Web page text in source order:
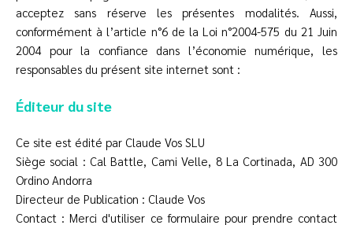
acceptez sans réserve les présentes modalités. Aussi,
conformément à l’article n°6 de la Loi n°2004-575 du 21 Juin
2004 pour la confiance dans l’économie numérique, les
responsables du présent site internet sont :
Éditeur du site
Ce site est édité par Claude Vos SLU
Siège social : Cal Battle, Cami Velle, 8 La Cortinada, AD 300
Ordino Andorra
Directeur de Publication : Claude Vos
Contact : Merci d'utiliser ce formulaire pour prendre contact